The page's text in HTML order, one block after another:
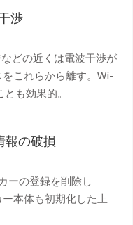
渉
どの近くは電波干渉が
これらから離す。Wi-
も効果的。
報の破損
ーの登録を削除し
ー本体も初期化した上